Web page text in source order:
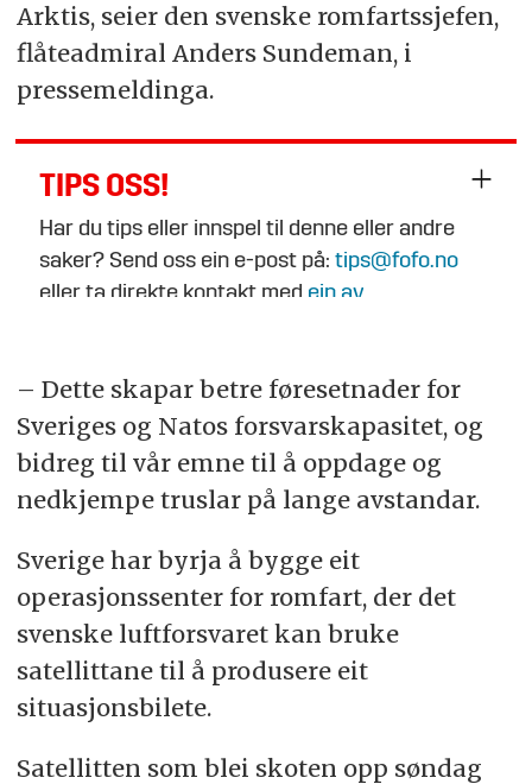
Arktis, seier den svenske romfartssjefen,
flåteadmiral Anders Sundeman, i
pressemeldinga.
TIPS OSS!
Har du tips eller innspel til denne eller andre
saker? Send oss ein e-post på:tips@fofo.no
eller ta direkte kontakt med ein av
– Dette skapar betre føresetnader for
Sveriges og Natos forsvarskapasitet, og
bidreg til vår emne til å oppdage og
nedkjempe truslar på lange avstandar.
Sverige har byrja å bygge eit
operasjonssenter for romfart, der det
svenske luftforsvaret kan bruke
satellittane til å produsere eit
situasjonsbilete.
Satellitten som blei skoten opp søndag